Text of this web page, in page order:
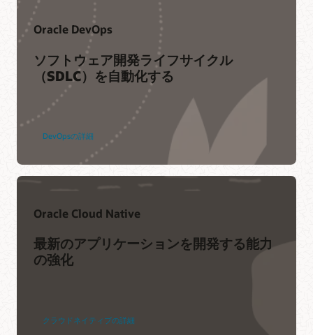
Oracleハンズオンラボ
Oracle Cloud Infrastructureのハンズオンラボをお試しくださ
はじめる
My Oracle Supportログイン
サポートリソース
サービス品質保証
オラクル
Oracle Consulting
Oracle DevOps
ソフトウェア開発ライフサイクル
（SDLC）を自動化する
DevOpsの詳細
Oracle Cloud Native
最新のアプリケーションを開発する能力
の強化
クラウドネイティブの詳細